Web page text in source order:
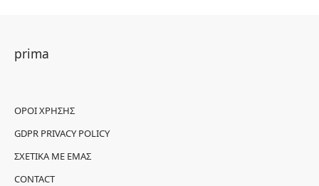
prima
ΌΡΟΙ ΧΡΉΣΗΣ
GDPR PRIVACY POLICY
ΣΧΕΤΙΚΆ ΜΕ ΕΜΆΣ
CONTACT